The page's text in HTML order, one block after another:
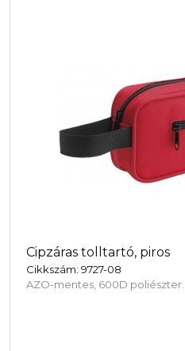
Cipzáras tolltartó, piros
Cikkszám: 9727-08
AZO-mentes, 600D poliészter.